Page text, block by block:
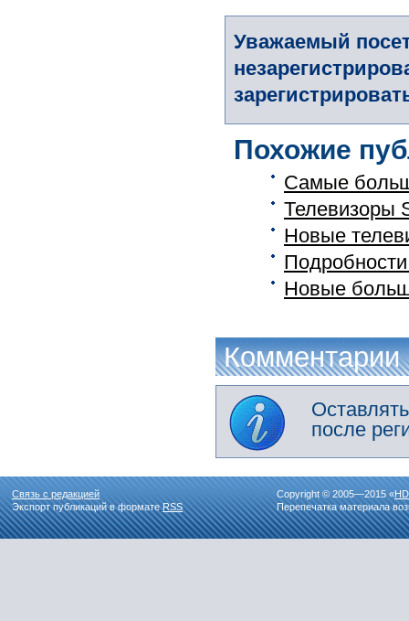
Уважаемый
Похожие
Самые
Телевизоры
Новые
Новые
Комментарии
после
Связь с редакцией
Экспорт публикаций в форматеRSS
Copyright © 2005—2015 «
Перепечатка материала